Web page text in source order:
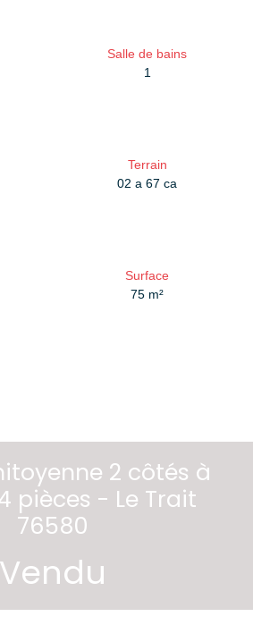
Salle de bains
1
Terrain
02 a 67 ca
Surface
75 m²
2 côtés à
pièces - Le Trait
76580
Vendu